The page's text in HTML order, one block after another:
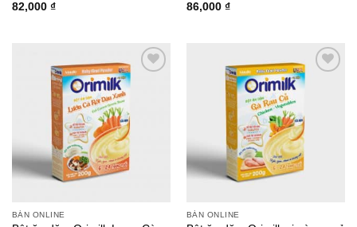
82,000 ₫
86,000 ₫
BÁN ONLINE BÁN ONLINE